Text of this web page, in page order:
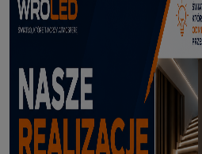
Profil led Profil LED P6-2 ½ biały 3m